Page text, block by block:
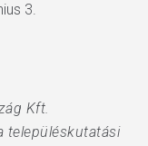
3.
Kft.
településkutatási